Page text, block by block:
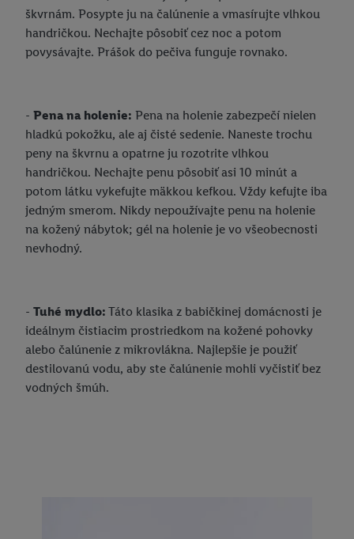
škvrnám. Posypte ju na čalúnenie a vmasírujte vlhkou
handričkou. Nechajte pôsobiť cez noc a potom
povysávajte. Prášok do pečiva funguje rovnako.
- Pena na holenie: Pena na holenie zabezpečí nielen
hladkú pokožku, ale aj čisté sedenie. Naneste trochu
peny na škvrnu a opatrne ju rozotrite vlhkou
handričkou. Nechajte penu pôsobiť asi 10 minút a
potom látku vykefujte mäkkou kefkou. Vždy kefujte iba
jedným smerom. Nikdy nepoužívajte penu na holenie
na kožený nábytok; gél na holenie je vo všeobecnosti
nevhodný.
- Tuhé mydlo: Táto klasika z babičkinej domácnosti je
ideálnym čistiacim prostriedkom na kožené pohovky
alebo čalúnenie z mikrovlákna. Najlepšie je použiť
destilovanú vodu, aby ste čalúnenie mohli vyčistiť bez
vodných šmúh.